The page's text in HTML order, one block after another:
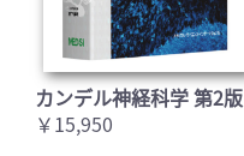
カンデル神経科学 第2版
￥15,950